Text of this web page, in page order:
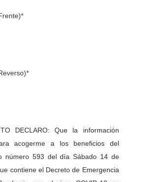
DECLARO: Que la información
acogerme a los beneficios del
número 593 del día Sábado 14 de
contiene el Decreto de Emergencia